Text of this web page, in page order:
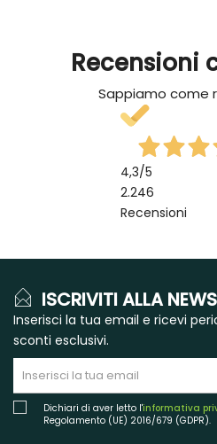
Recensioni
Sappiamo come
4,3/5
2.246
Recensioni
ISCRIVITI ALLA
Inserisci la tua email e ricevi
sconti esclusivi.
Dichiari di aver letto l'informativa
Regolamento (UE) 2016/679 (GDPR).